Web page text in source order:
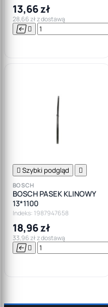
13,66 zł
28,66 zł z dostawą
 
 Szybki podgląd 
BOSCH
BOSCH PASEK KLINOWY
13*1100
Indeks: 1987947658
18,96 zł
33,96 zł z dostawą
 